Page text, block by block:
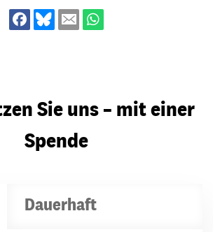
Sie uns – mit einer
Spende
Dauerhaft